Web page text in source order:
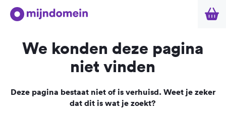
We konden deze pagina
niet vinden
Deze pagina bestaat niet of is verhuisd. Weet je zeker
dat dit is wat je zoekt?